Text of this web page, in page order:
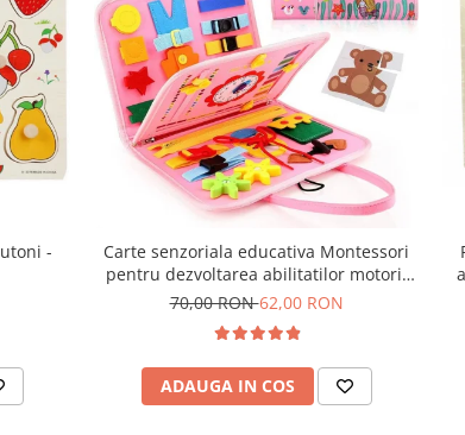
-
Carte senzoriala educativa Montessori
pentru dezvoltarea abilitatilor motorii
model sirene/litere roz
70,00 RON62,00 RON
ADAUGA IN COS